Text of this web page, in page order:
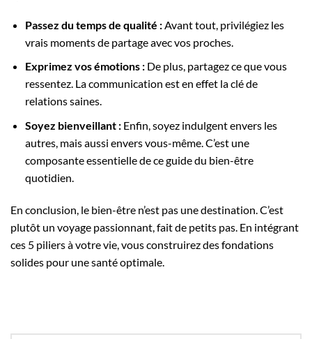
Passez du temps de qualité :Avant tout, privilégiez les
vrais moments de partage avec vos proches.
Exprimez vos émotions :De plus, partagez ce que vous
ressentez. La communication est en effet la clé de
relations saines.
Soyez bienveillant :Enfin, soyez indulgent envers les
autres, mais aussi envers vous-même. C’est une
composante essentielle de ce guide du bien-être
quotidien.
En conclusion, le bien-être n’est pas une destination. C’est
plutôt un voyage passionnant, fait de petits pas. En intégrant
ces 5 piliers à votre vie, vous construirez des fondations
solides pour une santé optimale.